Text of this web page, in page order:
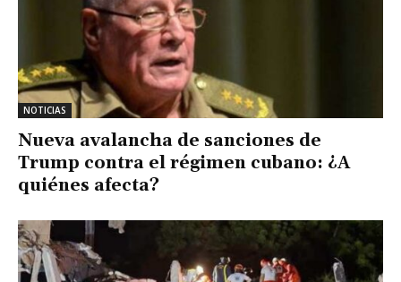
NOTICIAS
Nueva avalancha de sanciones de
Trump contra el régimen cubano: ¿A
quiénes afecta?